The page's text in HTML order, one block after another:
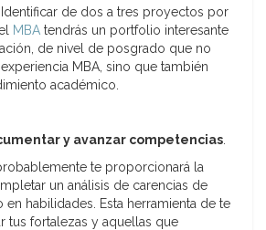
Identificar de dos a tres proyectos por
MBA tendrás un portfolio interesante
de nivel de posgrado que no
MBA, sino que también
académico.
y avanzar competencias
te proporcionará la
un análisis de carencias de
en habilidades. Esta herramienta de te
tus fortalezas y aquellas que